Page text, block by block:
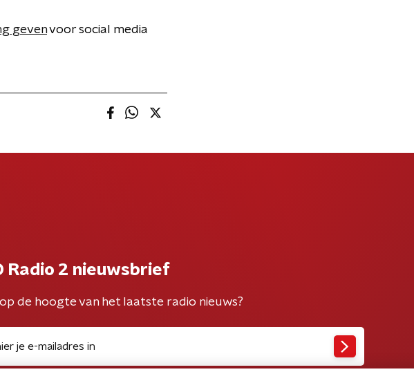
gevenvoor social media
Radio 2 nieuwsbrief
de hoogte van het laatste radio nieuws?